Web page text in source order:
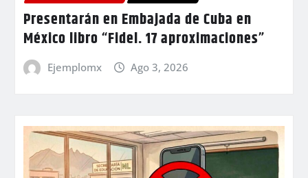
Presentarán en Embajada de Cuba en
México libro “Fidel. 17 aproximaciones”
Ejemplomx Ago 3, 2026